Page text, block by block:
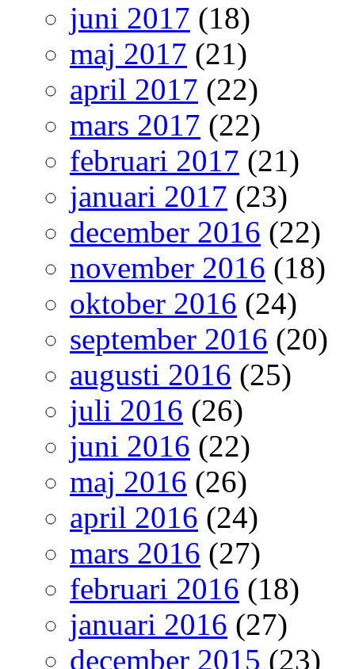
juni 2017 (18)
maj 2017 (21)
april 2017 (22)
mars 2017 (22)
februari 2017 (21)
januari 2017 (23)
december 2016 (22)
november 2016 (18)
oktober 2016 (24)
september 2016 (20)
augusti 2016 (25)
juli 2016 (26)
juni 2016 (22)
maj 2016 (26)
april 2016 (24)
mars 2016 (27)
februari 2016 (18)
januari 2016 (27)
december 2015 (23)